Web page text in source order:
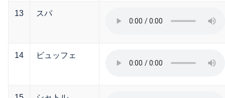
13 スパ
14 ビュッフェ